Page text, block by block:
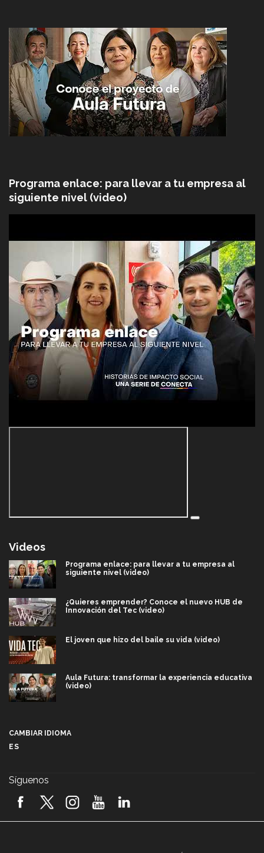
Programa enlace: para llevar a tu empresa al
siguiente nivel (video)
Videos
Programa enlace: para llevar a tu empresa al
siguiente nivel (video)
¿Quieres emprender? Conoce el nuevo HUB de
Innovación del Tec (video)
El joven que hizo del baile su vida (video)
Aula Futura: transformar la experiencia educativa
(video)
2026! (video)
CAMBIAR IDIOMA
ES
Síguenos